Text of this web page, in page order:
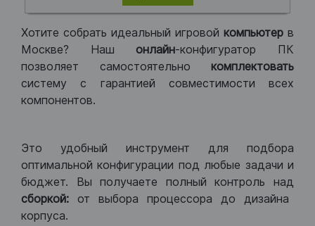
Хотите собрать идеальный игровой компьютер в
Москве? Нашонлайн-конфигуратор ПК
позволяет самостоятельно комплектовать
систему с гарантией совместимости всех
компонентов.
Это удобный инструмент для подбора
оптимальной конфигурации под любые задачи и
бюджет. Вы получаете полный контроль над
сборкой: от выбора процессора до дизайна
корпуса.